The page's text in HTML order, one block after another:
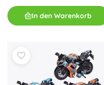
In den Warenkorb